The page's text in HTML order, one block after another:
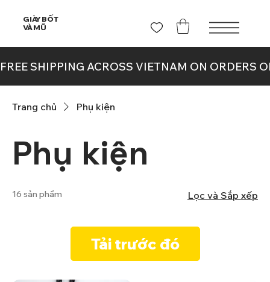
GIÀY BỐT
VÀ MŨ
Trang chủ Phụ kiện
Phụ kiện
16 sản phẩm Lọc và Sắp xếp
Tải trước đó